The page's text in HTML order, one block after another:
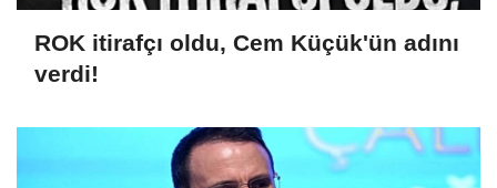
ROK itirafçı oldu, Cem Küçük'ün adını
verdi!